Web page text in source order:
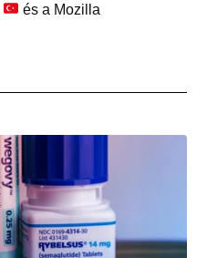
és a Mozilla